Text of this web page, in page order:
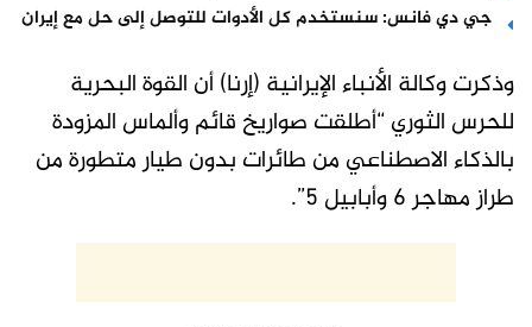
جي دي فانس: سنستخدم كل الأدوات للتوصل إلى حل مع إيران
وذكرت وكالة الأنباء الإيرانية (إرنا) أن القوة البحرية
للحرس الثوري “أطلقت صواريخ قائم وألماس المزودة
بالذكاء الاصطناعي من طائرات بدون طيار متطورة من
طراز مهاجر 6 وأبابيل 5”.